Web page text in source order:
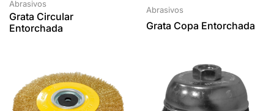
Abrasivos
Grata Circular
Entorchada
Abrasivos
Grata Copa Entorchada